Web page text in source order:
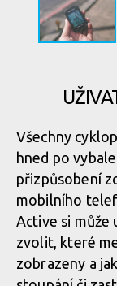
Všechny
hned po
přizpůsobení
mobilního
Active si může
zvolit, které
zobrazeny a